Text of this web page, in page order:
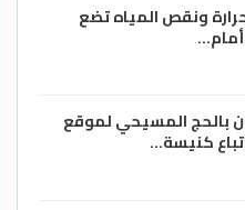
ونقص المياه تضع
بالحج المسيحي لموقع
كنيسة…